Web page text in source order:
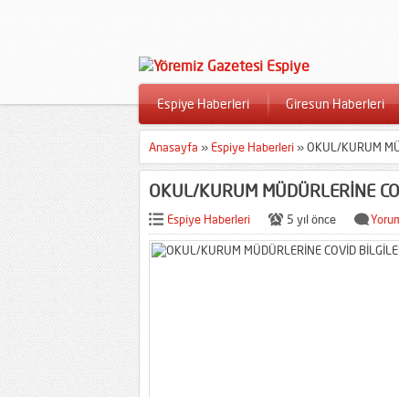
Espiye Haberleri Giresun Haberleri
Anasayfa » Espiye Haberleri »OKUL/KURUM
OKUL/KURUM MÜDÜRLERİNE
Espiye Haberleri 5 yıl önce